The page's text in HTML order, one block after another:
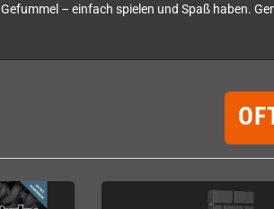
Gefummel – einfach spielen und Spaß haben.